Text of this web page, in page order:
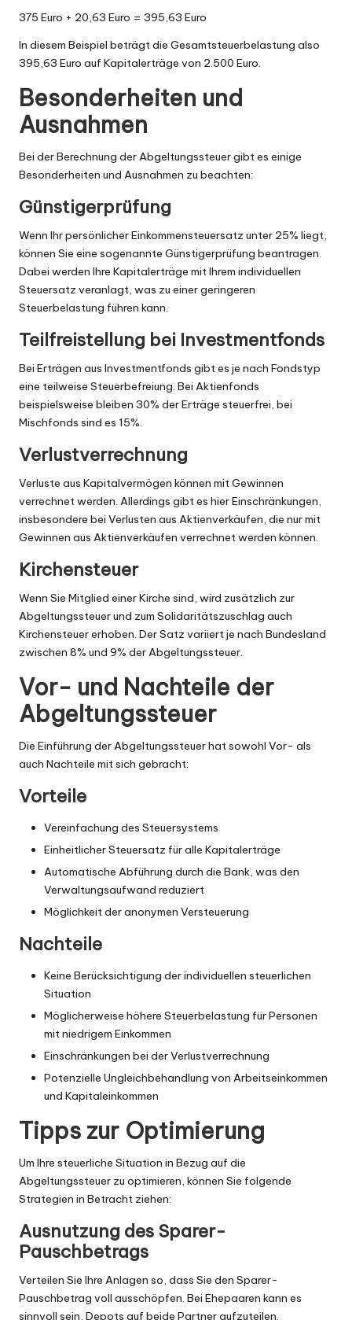
375 Euro + 20,63 Euro = 395,63 Euro
In diesem Beispiel beträgt die Gesamtsteuerbelastung also
395,63 Euro auf Kapitalerträge von 2.500 Euro.
Besonderheiten und
Ausnahmen
Bei der Berechnung der Abgeltungssteuer gibt es einige
Besonderheiten und Ausnahmen zu beachten:
Günstigerprüfung
Wenn Ihr persönlicher Einkommensteuersatz unter 25% liegt,
können Sie eine sogenannte Günstigerprüfung beantragen.
Dabei werden Ihre Kapitalerträge mit Ihrem individuellen
Steuersatz veranlagt, was zu einer geringeren
Steuerbelastung führen kann.
Teilfreistellung bei Investmentfonds
Bei Erträgen aus Investmentfonds gibt es je nach Fondstyp
eine teilweise Steuerbefreiung. Bei Aktienfonds
beispielsweise bleiben 30% der Erträge steuerfrei, bei
Mischfonds sind es 15%.
Verlustverrechnung
Verluste aus Kapitalvermögen können mit Gewinnen
verrechnet werden. Allerdings gibt es hier Einschränkungen,
insbesondere bei Verlusten aus Aktienverkäufen, die nur mit
Gewinnen aus Aktienverkäufen verrechnet werden können.
Kirchensteuer
Wenn Sie Mitglied einer Kirche sind, wird zusätzlich zur
Abgeltungssteuer und zum Solidaritätszuschlag auch
Kirchensteuer erhoben. Der Satz variiert je nach Bundesland
zwischen 8% und 9% der Abgeltungssteuer.
Vor- und Nachteile der
Abgeltungssteuer
Die Einführung der Abgeltungssteuer hat sowohl Vor- als
auch Nachteile mit sich gebracht:
Vorteile
Vereinfachung des Steuersystems
Einheitlicher Steuersatz für alle Kapitalerträge
Automatische Abführung durch die Bank, was den
Verwaltungsaufwand reduziert
Möglichkeit der anonymen Versteuerung
Nachteile
Keine Berücksichtigung der individuellen steuerlichen
Situation
Möglicherweise höhere Steuerbelastung für Personen
mit niedrigem Einkommen
Einschränkungen bei der Verlustverrechnung
Potenzielle Ungleichbehandlung von Arbeitseinkommen
und Kapitaleinkommen
Tipps zur Optimierung
Um Ihre steuerliche Situation in Bezug auf die
Abgeltungssteuer zu optimieren, können Sie folgende
Strategien in Betracht ziehen:
Ausnutzung des Sparer-
Pauschbetrags
Verteilen Sie Ihre Anlagen so, dass Sie den Sparer-
Pauschbetrag voll ausschöpfen. Bei Ehepaaren kann es
sinnvoll sein, Depots auf beide Partner aufzuteilen.